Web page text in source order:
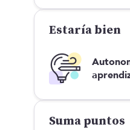
Estaría bien
Suma puntos